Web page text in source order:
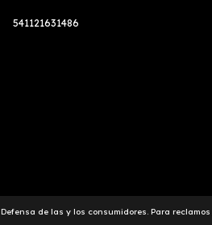
541121631486
Defensa de las y los consumidores. Para reclamos